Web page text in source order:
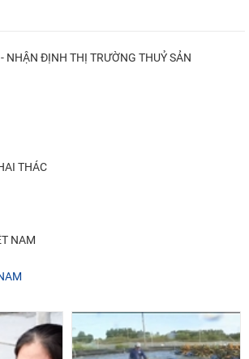
NHẬN ĐỊNH THỊ TRƯỜNG THUỶ SẢN
THÁC
NAM